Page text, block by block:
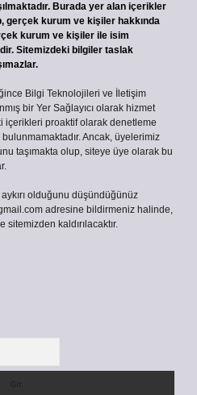
Burada yer alan içerikler
gerçek kurum ve kişiler hakkında
kurum ve kişiler ile isim
Sitemizdeki bilgiler taslak
Bilgi Teknolojileri ve İletişim
bir Yer Sağlayıcı olarak hizmet
içerikleri proaktif olarak denetleme
Ancak, üyelerimiz
taşımakta olup, siteye üye olarak bu
olduğunu düşündüğünüz
adresine bildirmeniz halinde,
kaldırılacaktır.